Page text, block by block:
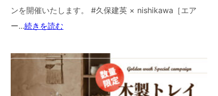
ンを開催いたします。 #久保建英 × nishikawa［エア
ー...続きを読む